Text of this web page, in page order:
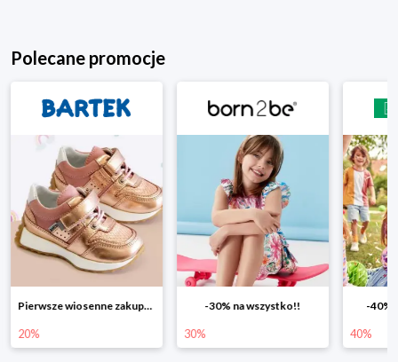
Polecane promocje
Pierwsze wiosenne zakupy -20%
20%
-30% na wszystko!!
30%
-40%
40%